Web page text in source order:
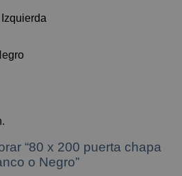
“80 x 200 puerta chapa
o Negro”